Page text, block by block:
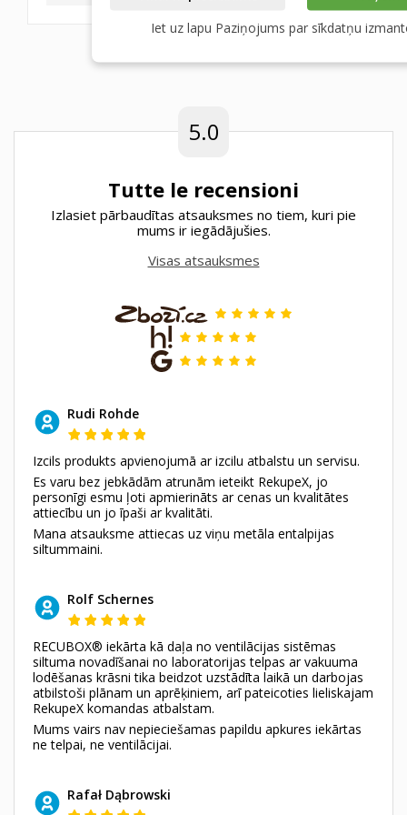
5.0
Tutte le recensioni
Izlasiet pārbaudītas atsauksmes no tiem, kuri pie
mums ir iegādājušies.
Visas atsauksmes
Rudi Rohde
Izcils produkts apvienojumā ar izcilu atbalstu un servisu.
Es varu bez jebkādām atrunām ieteikt RekupeX, jo
personīgi esmu ļoti apmierināts ar cenas un kvalitātes
attiecību un jo īpaši ar kvalitāti.
Mana atsauksme attiecas uz viņu metāla entalpijas
siltummaini.
Rolf Schernes
RECUBOX® iekārta kā daļa no ventilācijas sistēmas
siltuma novadīšanai no laboratorijas telpas ar vakuuma
lodēšanas krāsni tika beidzot uzstādīta laikā un darbojas
atbilstoši plānam un aprēķiniem, arī pateicoties lieliskajam
RekupeX komandas atbalstam.
Mums vairs nav nepieciešamas papildu apkures iekārtas
ne telpai, ne ventilācijai.
Rafał Dąbrowski
Iet uz lapu Paziņojums par sīkdatņu